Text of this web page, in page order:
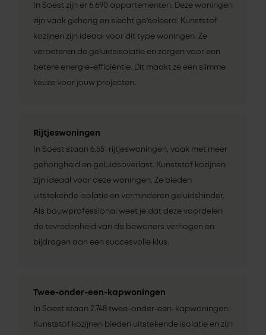
In Soest zijn er 6.690 appartementen. Deze woningen
zijn vaak gehorig en slecht geïsoleerd. Kunststof
kozijnen zijn ideaal voor dit type woningen. Ze
verbeteren de geluidsisolatie en zorgen voor een
betere energie-efficiëntie. Dit maakt ze een slimme
keuze voor jouw projecten.
Rijtjeswoningen
In Soest staan 6.551 rijtjeswoningen, vaak met meer
gehorigheid en geluidsoverlast. Kunststof kozijnen
zijn ideaal voor deze woningen. Ze bieden
uitstekende isolatie en verminderen geluidshinder.
Als bouwprofessional weet je dat deze voordelen
de tevredenheid van de bewoners verhogen en
bijdragen aan een succesvolle klus.
Twee-onder-een-kapwoningen
In Soest staan 2.748 twee-onder-een-kapwoningen.
Kunststof kozijnen bieden uitstekende isolatie en zijn